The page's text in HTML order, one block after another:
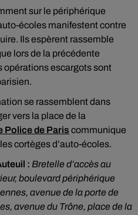
sur le périphérique
écoles manifestent contre
Ils espèrent rassemble
lors de la précédente
opérations escargots sont
se rassemblent dans
vers la place de la
Police de Paris communique
cortèges d’auto-écoles.
: Bretelle d’accès au
boulevard périphérique
avenue de la porte de
avenue du Trône, place de la